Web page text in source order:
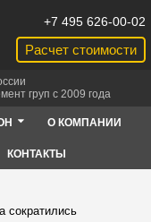
Расчет стоимости
+7 495 626-00-02
груп с 2009 года
О КОМПАНИИ
КОНТАКТЫ
сократились